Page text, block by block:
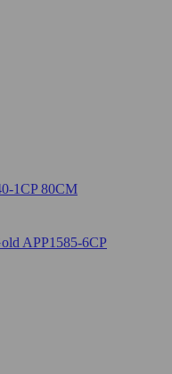
1CP 80CM